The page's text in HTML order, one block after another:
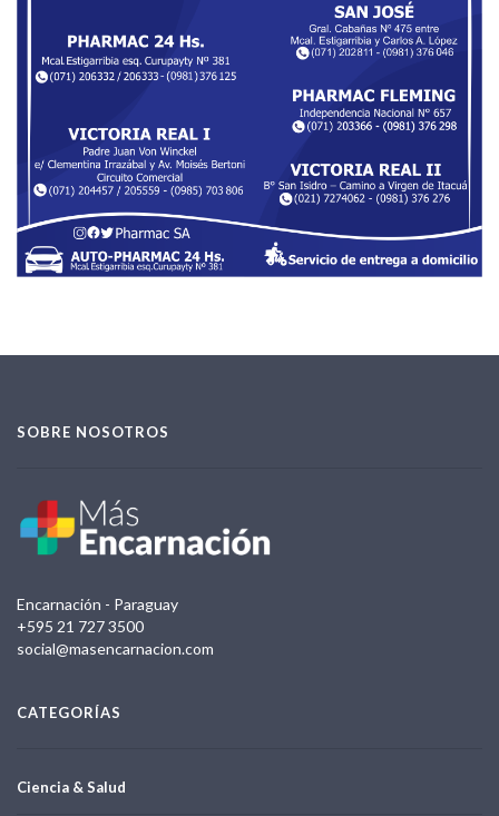
SOBRE NOSOTROS
Encarnación - Paraguay
+595 21 727 3500
social@masencarnacion.com
CATEGORÍAS
Ciencia & Salud